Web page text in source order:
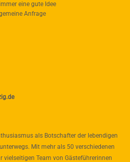
eine gute Idee
Anfrage
als Botschafter der lebendigen
Mit mehr als 50 verschiedenen
vielseitigen Team von Gästeführerinnen